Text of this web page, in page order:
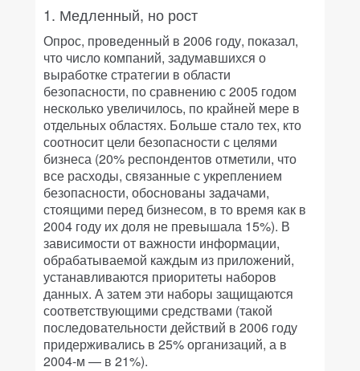
1. Медленный, но рост
Опрос, проведенный в 2006 году, показал,
что число компаний, задумавшихся о
выработке стратегии в области
безопасности, по сравнению с 2005 годом
несколько увеличилось, по крайней мере в
отдельных областях. Больше стало тех, кто
соотносит цели безопасности с целями
бизнеса (20% респондентов отметили, что
все расходы, связанные с укреплением
безопасности, обоснованы задачами,
стоящими перед бизнесом, в то время как в
2004 году их доля не превышала 15%). В
зависимости от важности информации,
обрабатываемой каждым из приложений,
устанавливаются приоритеты наборов
данных. А затем эти наборы защищаются
соответствующими средствами (такой
последовательности действий в 2006 году
придерживались в 25% организаций, а в
2004-м — в 21%).